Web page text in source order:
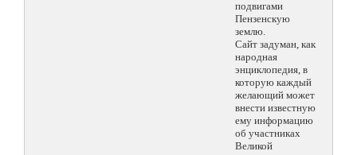
подвигами
Пензенскую
землю.
Сайт задуман, как
народная
энциклопедия, в
которую каждый
желающий может
внести известную
ему информацию
об участниках
Великой